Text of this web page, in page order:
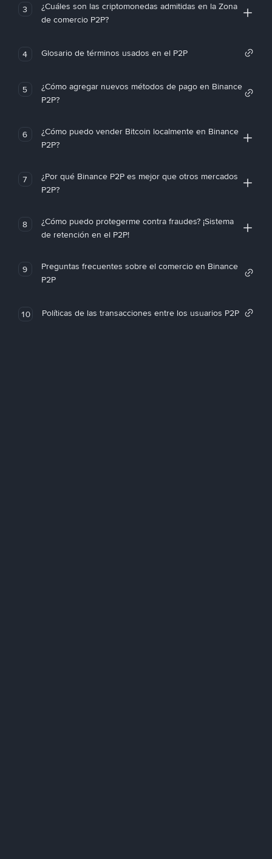
3
¿Cuáles son las criptomonedas admitidas en la Zona
de comercio P2P?
4 Glosario de términos usados en el P2P
5
¿Cómo agregar nuevos métodos de pago en Binance
P2P?
6
¿Cómo puedo vender Bitcoin localmente en Binance
P2P?
7
¿Por qué Binance P2P es mejor que otros mercados
P2P?
8
¿Cómo puedo protegerme contra fraudes? ¡Sistema
de retención en el P2P!
9
Preguntas frecuentes sobre el comercio en Binance
P2P
10 Políticas de las transacciones entre los usuarios P2P